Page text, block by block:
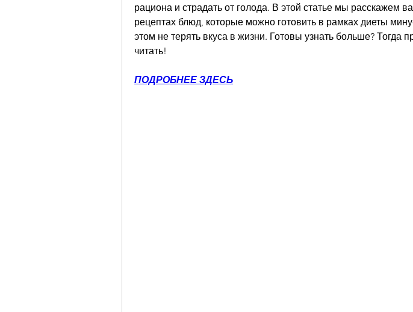
рациона и страдать от голода. В этой статье мы расскажем
рецептах блюд, которые можно готовить в рамках диеты
этом не терять вкуса в жизни. Готовы узнать больше? Тогда
читать!
ПОДРОБНЕЕ ЗДЕСЬ